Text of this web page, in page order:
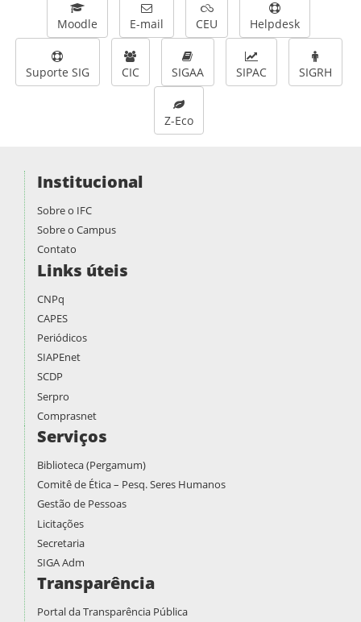
Moodle E-mail CEU Helpdesk
Suporte SIG CIC SIGAA SIPAC SIGRH
Z-Eco
Institucional
Sobre o IFC
Sobre o Campus
Contato
Links úteis
CNPq
CAPES
Periódicos
SIAPEnet
SCDP
Serpro
Comprasnet
Serviços
Biblioteca (Pergamum)
Comitê de Ética – Pesq. Seres Humanos
Gestão de Pessoas
Licitações
Secretaria
SIGA Adm
Transparência
Portal da Transparência Pública